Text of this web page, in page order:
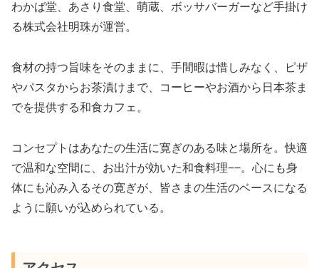
わかば堂、あさり食堂、萌蔵、ボッサバーガーなど手掛け
る株式会社明珠が運営。
食材の持つ旨味をそのままに、手間暇は惜しみなく、ピザ
やパスタからお茶漬けまで、コーヒーやお酒から日本茶ま
でを提供する和食カフェ。
コンセプトはあなたの生活に寛ぎのある味と場所を。快適
で温和な空間に、お出汁が効いた和食料理−−。心にも身
体にも沁み入るその寛ぎが、皆さまの生活のベースになる
ように願いが込められている。